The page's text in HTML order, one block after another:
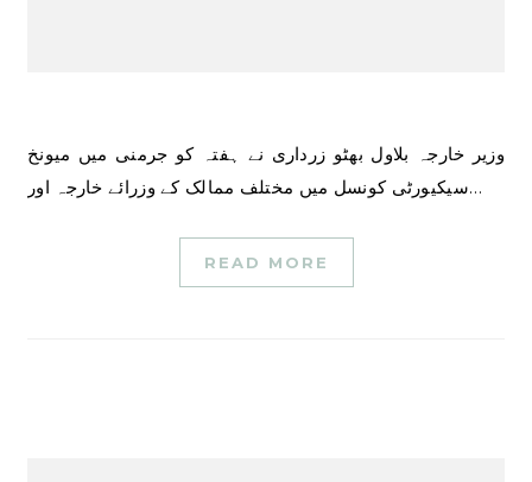
وزیر خارجہ بلاول بھٹو زرداری نے ہفتہ کو جرمنی میں میونخ
سیکیورٹی کونسل میں مختلف ممالک کے وزرائے خارجہ اور…
READ MORE